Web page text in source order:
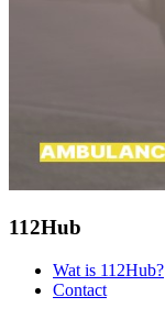
112Hub
Wat is 112Hub?
Contact